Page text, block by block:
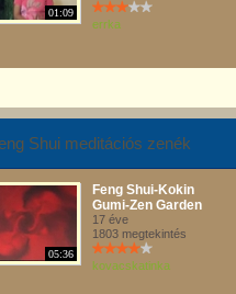
01:09
errka
Shui meditációs zenék
05:36
Feng Shui-Kokin
Gumi-Zen Garden
17 éve
1803 megtekintés
kovacskatinka